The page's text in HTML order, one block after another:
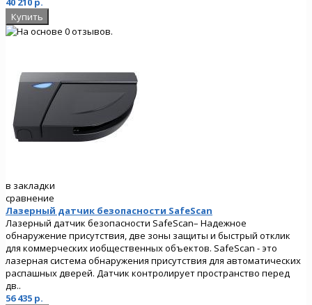
в закладки
сравнение
Лазерный датчик безопасности SafeScan
Лазерный датчик безопасности SafeScan– Надежное
обнаружение присутствия, две зоны защиты и быстрый отклик
для коммерческих иобщественных объектов. SafeScan - это
лазерная система обнаружения присутствия для автоматических
распашных дверей. Датчик контролирует пространство перед
дв..
56 435 р.